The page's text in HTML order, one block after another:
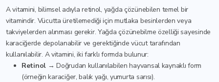
A vitamini, bilimsel adıyla retinol, yağda çözünebilen temel bir
vitamindir. Vücutta üretilemediği için mutlaka besinlerden veya
takviyelerden alınması gerekir. Yağda çözünebilme özelliği sayesinde
karaciğerde depolanabilir ve gerektiğinde vücut tarafından
kullanılabilir. A vitamini, iki farklı formda bulunur:
Retinol → Doğrudan kullanılabilen hayvansal kaynaklı form
(örneğin karaciğer, balık yağı, yumurta sarısı).